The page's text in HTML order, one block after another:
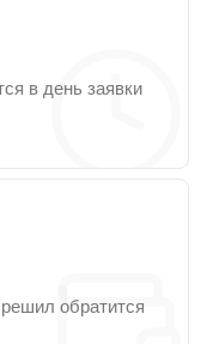
в день заявки
обратится